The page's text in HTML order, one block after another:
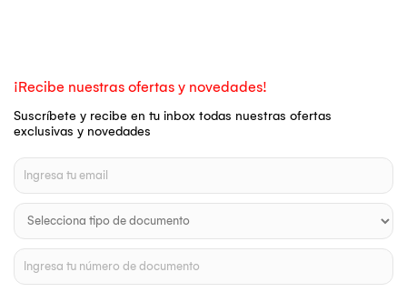
¡Recibe nuestras ofertas y novedades!
Suscríbete y recibe en tu inbox todas nuestras ofertas
exclusivas y novedades